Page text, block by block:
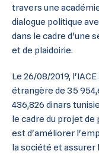
travers une
dialogue politique
dans le cadre d'une
et de plaidoirie.
Le 26/08/2019,
étrangère de 35
436,826 dinars
le cadre du projet
est d'améliorer
la société et